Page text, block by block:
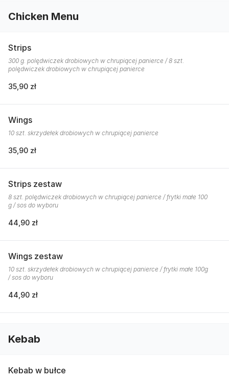
Chicken Menu
Strips
300 g. polędwiczek drobiowych w chrupiącej panierce / 8 szt.
polędwiczek drobiowych w chrupiącej panierce
35,90 zł
Wings
10 szt. skrzydełek drobiowych w chrupiącej panierce
35,90 zł
Strips zestaw
8 szt. polędwiczek drobiowych w chrupiącej panierce / frytki małe 100
g / sos do wyboru
44,90 zł
Wings zestaw
10 szt. skrzydełek drobiowych w chrupiącej panierce / frytki małe 100g
/ sos do wyboru
44,90 zł
Kebab
Kebab w bułce